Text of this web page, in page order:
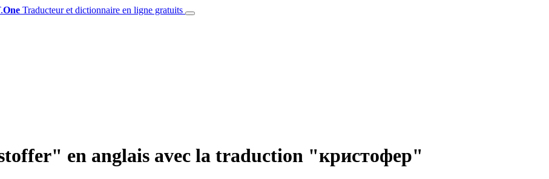
One Traducteur et dictionnaire en ligne gratuits
en anglais avec la traduction "кристофер"